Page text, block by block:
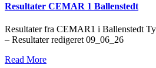
Resultater CEMAR 1 Ballenstedt
Resultater fra CEMAR1 i Ballenstedt
– Resultater redigeret 09_06_26
Read More